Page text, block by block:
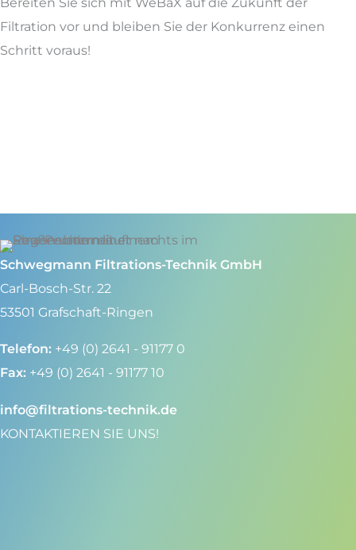
Filtration vor und bleiben Sie der Konkurrenz einen
Schritt voraus!
Schwegmann Filtrations-Technik GmbH
Carl-Bosch-Str. 22
53501 Grafschaft-Ringen
Telefon: +49 (0) 2641 - 91177 0
Fax: +49 (0) 2641 - 91177 10
info@filtrations-technik.de
KONTAKTIEREN SIE UNS!